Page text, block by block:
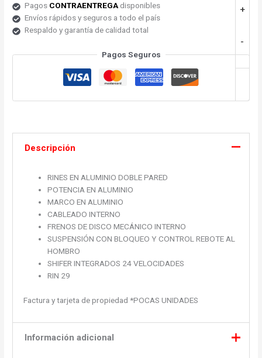
-
+
Pagos CONTRAENTREGAdisponibles
Envíos rápidos y seguros a todo el país
Respaldo y garantía de calidad total
Pagos Seguros
Descripción
RINES EN ALUMINIO DOBLE PARED
POTENCIA EN ALUMINIO
MARCO EN ALUMINIO
CABLEADO INTERNO
FRENOS DE DISCO MECÁNICO INTERNO
SUSPENSIÓN CON BLOQUEO Y CONTROL REBOTE AL
HOMBRO
SHIFER INTEGRADOS 24 VELOCIDADES
RIN 29
Factura y tarjeta de propiedad *POCAS UNIDADES
Información adicional